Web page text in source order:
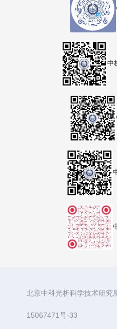
中
北京中科光析科学技术研究
15067471号-33